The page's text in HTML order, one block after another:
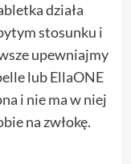
działa
stosunku i
upewniajmy
lub EllaONE
i nie ma w niej
na zwłokę.